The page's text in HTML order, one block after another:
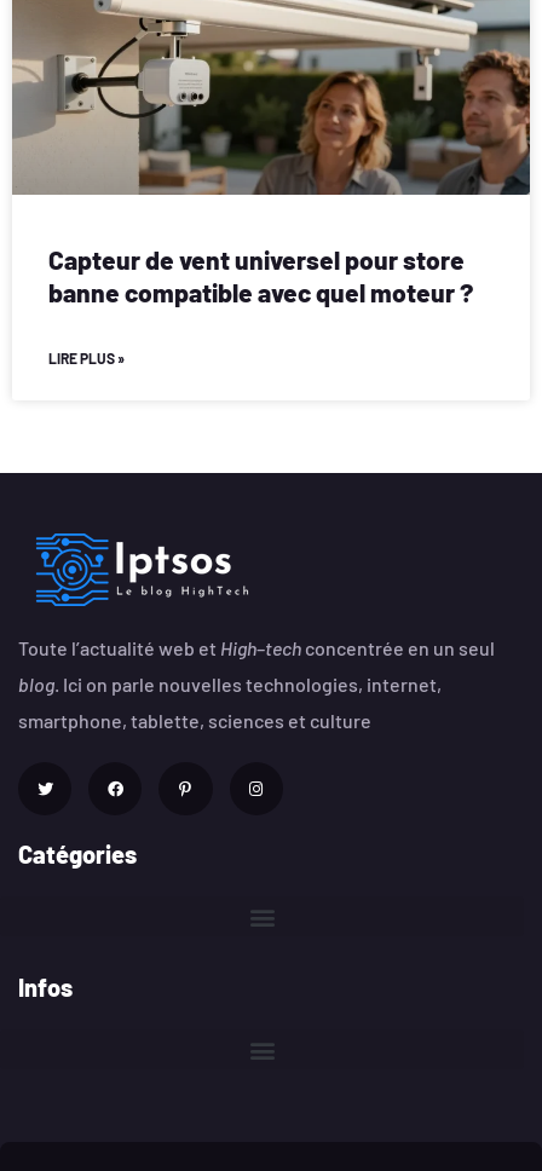
Capteur de vent universel pour store
banne compatible avec quel moteur ?
LIRE PLUS »
Toute l’actualité web et High–tech concentrée en un seul
blog . Ici on parle nouvelles technologies, internet,
smartphone, tablette, sciences et culture
Catégories
Infos